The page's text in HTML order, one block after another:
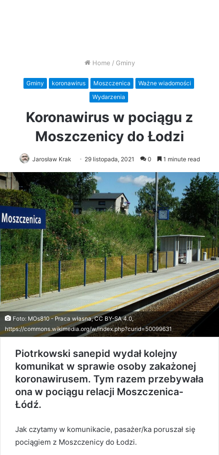
Home / Gminy
Gminy koronawirus Moszczenica
Ważne wiadomości
Wydarzenia
Koronawirus w pociągu z
Moszczenicy do Łodzi
Jarosław Krak 29 listopada, 2021 0 1 minute read
Foto: MOs810 - Praca własna, CC BY-SA 4.0,
https://commons.wikimedia.org/w/index.php?curid=50099631
Piotrkowski sanepid wydał kolejny
komunikat w sprawie osoby zakażonej
koronawirusem. Tym razem przebywała
ona w pociągu relacji Moszczenica-
Łódź.
Jak czytamy w komunikacie, pasażer/ka poruszał się
pociągiem z Moszczenicy do Łodzi.